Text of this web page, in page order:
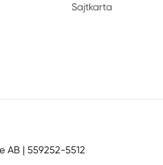
Sajtkarta
AB | 559252-5512